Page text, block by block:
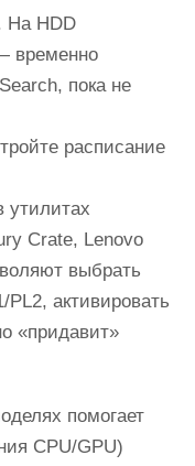
На HDD
временно
пока не
расписание
утилитах
Crate, Lenovo
выбрать
активировать
«придавит»
помогает
CPU/GPU)